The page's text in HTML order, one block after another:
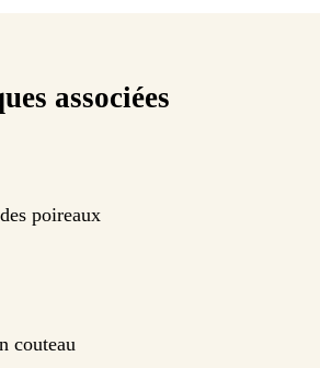
associées
poireaux
couteau